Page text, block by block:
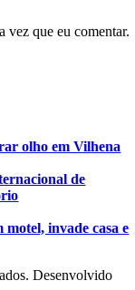
vez que eu comentar.
olho em Vilhena
de
invade casa e
Desenvolvido